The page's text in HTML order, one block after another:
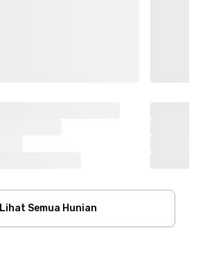
Lihat Semua Hunian